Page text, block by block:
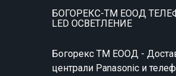
БОГОРЕКС-ТМ ЕООД
LED ОСВЕТЛЕНИЕ
Богорекс ТМ ЕООД -
централи Panasonic и